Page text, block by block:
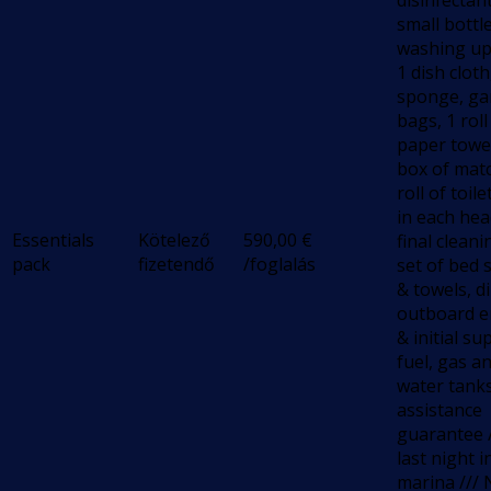
Essentials
pack
Kötelező
fizetendő
590,00 €
/foglalás
small
washing
1 dish
sponge,
bags, 1
paper
box of
roll of
in each
final
set of bed
& towels,
outboard
& initial
fuel, gas
water
assistance
guarantee
last night
marina ///